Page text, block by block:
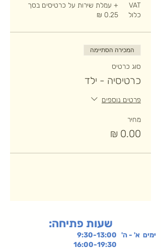
VAT
כלול
+ עמלת שירות על כרטיסים בסך
‏0.25 ‏₪
המכירה הסתיימה
סוג כרטיס
כרטיסיה - ילד
פרטים נוספים
מחיר
:שעות פתיחה
ימים א' - ה' 9:30-13:00